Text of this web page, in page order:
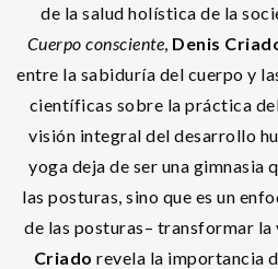
de la salud holística de la
Cuerpo consciente Denis
entre la sabiduría del cuerpo y
científicas sobre la práctica
visión integral del desarrollo
yoga deja de ser una gimnasia
las posturas, sino que es un
de las posturas– transformar la
Criado revela la importancia